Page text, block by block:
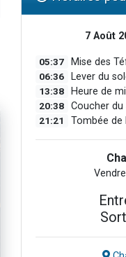
7 Août
05:37 Mise des
06:36 Lever du
13:38 Heure de
20:38 Coucher du
21:21 Tombée de